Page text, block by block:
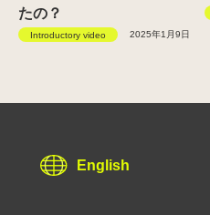
たの？
Introductory video 2025年1月9日
English